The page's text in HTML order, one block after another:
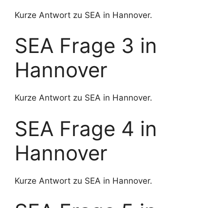
Kurze Antwort zu SEA in Hannover.
SEA Frage 3 in
Hannover
Kurze Antwort zu SEA in Hannover.
SEA Frage 4 in
Hannover
Kurze Antwort zu SEA in Hannover.